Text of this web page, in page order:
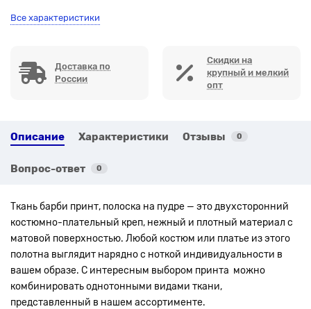
Все характеристики
Доставка по
России
Скидки на
крупный и мелкий
опт
Описание Характеристики Отзывы 0
Вопрос-ответ 0
Ткань барби принт, полоска на пудре — это двухсторонний
костюмно-плательный креп, нежный и плотный материал с
матовой поверхностью. Любой костюм или платье из этого
полотна выглядит нарядно с ноткой индивидуальности в
вашем образе. С интересным выбором принта можно
комбинировать однотонными видами ткани,
представленный в нашем ассортименте.